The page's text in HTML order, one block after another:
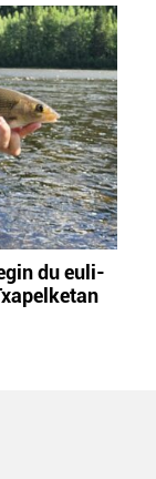
du euli-